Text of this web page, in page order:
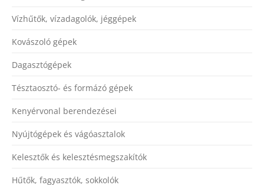
Vízhűtők, vízadagolók, jéggépek
Kovászoló gépek
Dagasztógépek
Tésztaosztó- és formázó gépek
Kenyérvonal berendezései
Nyújtógépek és vágóasztalok
Kelesztők és kelesztésmegszakítók
Hűtők, fagyasztók, sokkolók